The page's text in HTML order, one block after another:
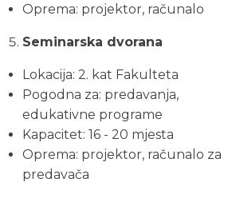
Oprema: projektor, računalo
Seminarska dvorana
Lokacija: 2. kat Fakulteta
Pogodna za: predavanja,
edukativne programe
Kapacitet: 16 - 20 mjesta
Oprema: projektor, računalo za
predavača